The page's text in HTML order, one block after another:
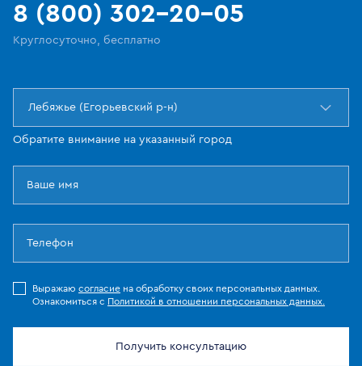
8 (800) 302-20-05
Круглосуточно, бесплатно
Лебяжье (Егорьевский р-н)
Обратите внимание на указанный город
Выражаю согласие на обработку своих персональных данных.
Ознакомиться с Политикой в отношении персональных данных.
Получить консультацию